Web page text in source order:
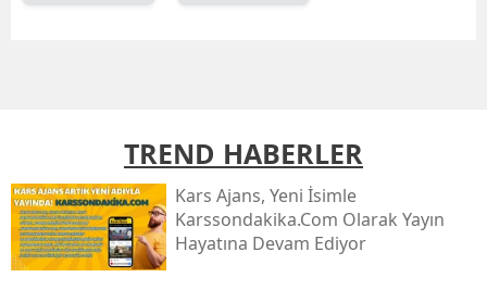
Kayseri
Kırklareli
Kırşehir
TREND HABERLER
Kars Ajans, Yeni İsimle
Karssondakika.com Olarak Yayın
Hayatına Devam Ediyor